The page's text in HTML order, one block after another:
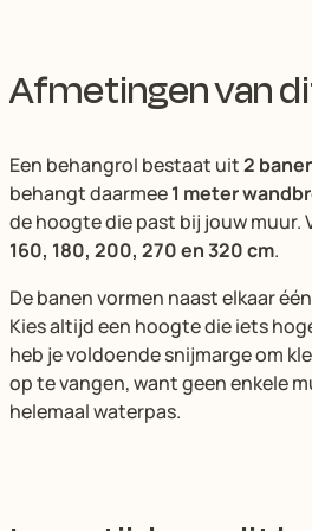
Afmetingen van
Een behangrol bestaat uit2
behangt daarmee1 meter
de hoogte die past bij jouw muur.
160, 180, 200, 270 en 320 cm.
De banen vormen naast elkaar
Kies altijd een hoogte die iets
heb je voldoende snijmarge om
op te vangen, want geen enkele
helemaal waterpas.